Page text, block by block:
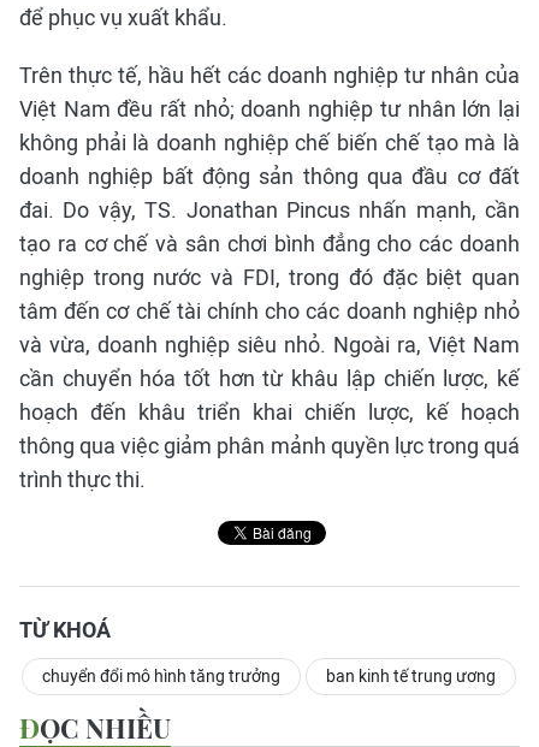
để phục vụ xuất khẩu.
Trên thực tế, hầu hết các doanh nghiệp tư nhân của
Việt Nam đều rất nhỏ; doanh nghiệp tư nhân lớn lại
không phải là doanh nghiệp chế biến chế tạo mà là
doanh nghiệp bất động sản thông qua đầu cơ đất
đai. Do vậy, TS. Jonathan Pincus nhấn mạnh, cần
tạo ra cơ chế và sân chơi bình đẳng cho các doanh
nghiệp trong nước và FDI, trong đó đặc biệt quan
tâm đến cơ chế tài chính cho các doanh nghiệp nhỏ
và vừa, doanh nghiệp siêu nhỏ. Ngoài ra, Việt Nam
cần chuyển hóa tốt hơn từ khâu lập chiến lược, kế
hoạch đến khâu triển khai chiến lược, kế hoạch
thông qua việc giảm phân mảnh quyền lực trong quá
trình thực thi.
TỪ KHOÁ
chuyển đổi mô hình tăng trưởng ban kinh tế trung ương
ĐỌC NHIỀU